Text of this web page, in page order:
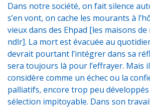
Dans notre société, on fait silence
s’en vont, on cache les mourants à
vieux dans des Ehpad [les maisons
ndlr]. La mort est évacuée au
devrait pourtant l’intégrer dans sa
sera toujours là pour l’effrayer. Mais il
considère comme un échec ou la
palliatifs, encore trop peu
sélection impitoyable. Dans son